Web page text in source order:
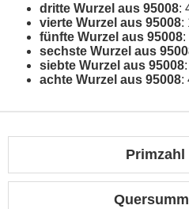
dritte Wurzel aus 95008:
vierte Wurzel aus 95008:
fünfte Wurzel aus 95008:
sechste Wurzel aus
siebte Wurzel aus 95008
achte Wurzel aus 95008:
Primzahl